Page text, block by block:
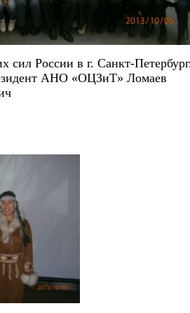
сил России в г. Санкт-
АНО «ОЦЗиТ» Ломаев